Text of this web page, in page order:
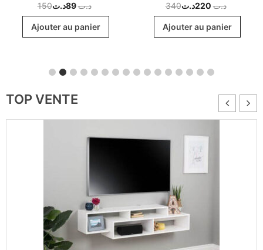
150 د.ت89د.ت
Ajouter au panier
340 د.ت 220د.ت
Ajouter au panier
TOP VENTE